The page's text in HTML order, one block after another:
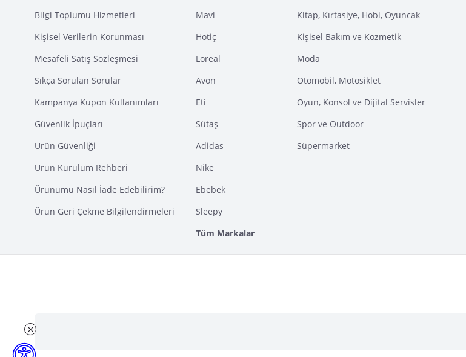
Bilgi Toplumu Hizmetleri
Kişisel Verilerin Korunması
Mesafeli Satış Sözleşmesi
Sıkça Sorulan Sorular
Kampanya Kupon Kullanımları
Güvenlik İpuçları
Ürün Güvenliği
Ürün Kurulum Rehberi
Ürünümü Nasıl İade Edebilirim?
Ürün Geri Çekme Bilgilendirmeleri
Mavi
Hotiç
Loreal
Avon
Eti
Sütaş
Adidas
Nike
Ebebek
Sleepy
Tüm Markalar
Kitap, Kırtasiye, Hobi, Oyuncak
Kişisel Bakım ve Kozmetik
Moda
Otomobil, Motosiklet
Oyun, Konsol ve Dijital Servisler
Spor ve Outdoor
Süpermarket